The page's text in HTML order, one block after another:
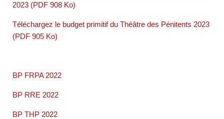
2023 (PDF 908 Ko)
Téléchargez le budget primitif du Théâtre des Pénitents 2023
(PDF 905 Ko)
BP FRPA 2022
BP RRE 2022
BP THP 2022